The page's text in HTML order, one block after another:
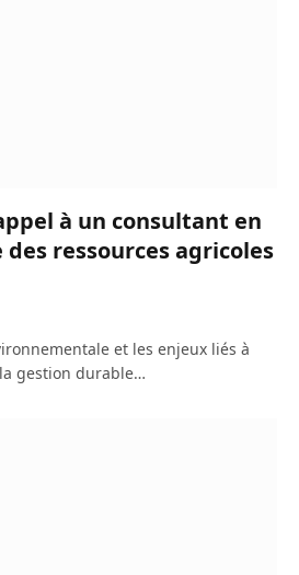
à un consultant en
ressources agricoles
et les enjeux liés à
gestion durable…